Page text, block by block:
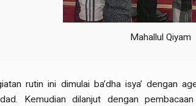
Mahallul Qiyam
rutin ini dimulai ba’dha isya’ dengan
Kemudian dilanjut dengan